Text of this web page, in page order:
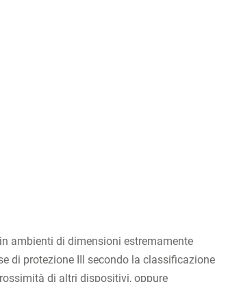
ambienti di dimensioni estremamente
di protezione III secondo la classificazione
di altri dispositivi, oppure